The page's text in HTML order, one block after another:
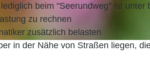
beim "Seerundweg" ist unter
zu rechnen
zusätzlich belasten
in der Nähe von Straßen liegen,